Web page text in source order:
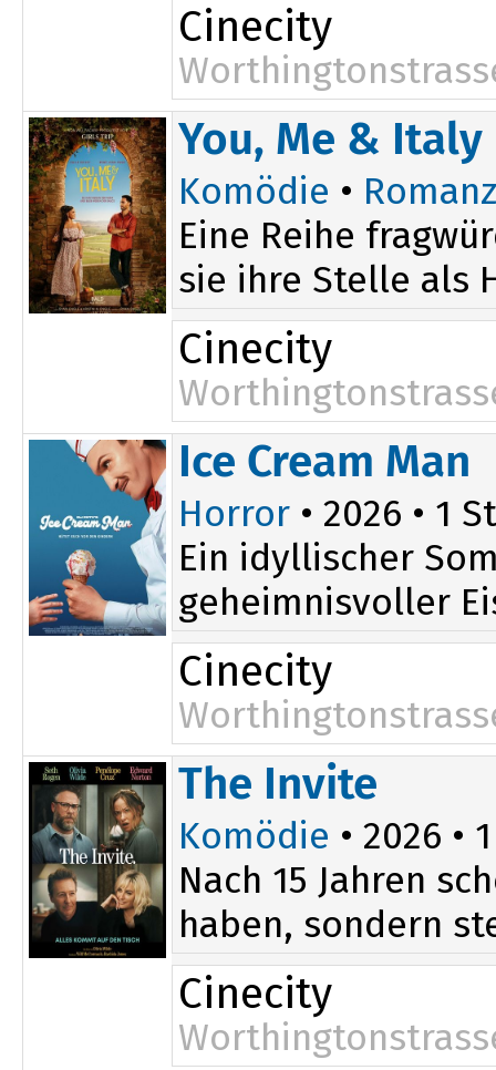
Cinecity
You, Me & Italy
Komödie •
Eine Reihe
sie ihre Stelle als
Cinecity
18:00
Ice Cream Man
Horror • 2026 • 1
Ein idyllischer
geheimnisvoller
Cinecity
20:15
The Invite
Komödie • 2026 •
Nach 15 Jahren
haben, sondern
Cinecity